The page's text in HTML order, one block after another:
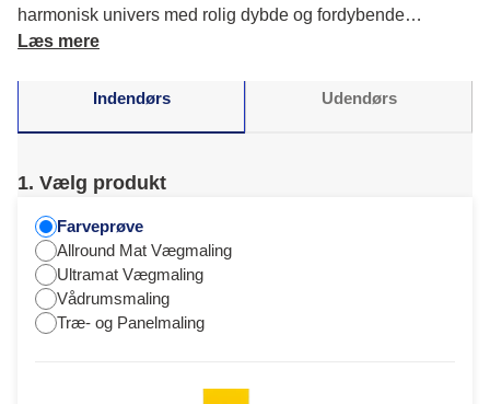
harmonisk univers med rolig dybde og fordybende
stemning. Læs mere om farvens karakter og matchende
Læs mere
Indendørs Udendørs
1. Vælg produkt
Farveprøve
Allround Mat Vægmaling
Ultramat Vægmaling
Vådrumsmaling
Træ- og Panelmaling